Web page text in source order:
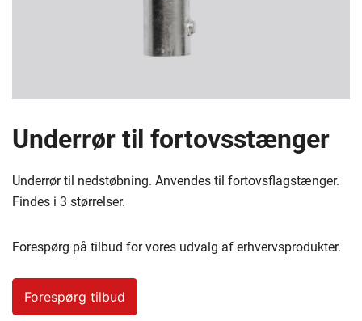
Underrør til fortovsstænger
Underrør til nedstøbning. Anvendes til fortovsflagstænger.
Findes i 3 størrelser.
Forespørg på tilbud for vores udvalg af erhvervsprodukter.
Forespørg tilbud